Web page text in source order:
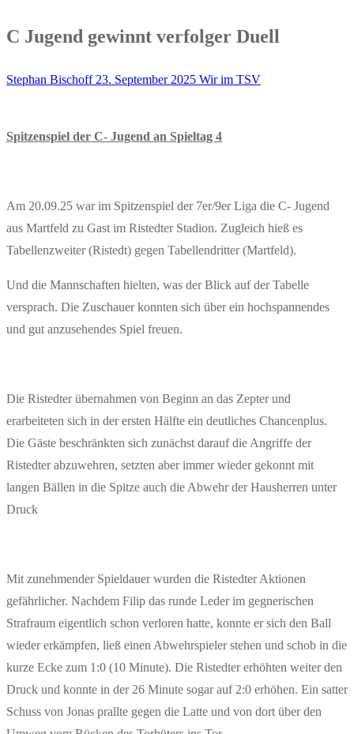
C Jugend gewinnt verfolger Duell
Stephan Bischoff 23. September 2025 Wir im TSV
Spitzenspiel der C- Jugend an Spieltag 4
Am 20.09.25 war im Spitzenspiel der 7er/9er Liga die C- Jugend
aus Martfeld zu Gast im Ristedter Stadion. Zugleich hieß es
Tabellenzweiter (Ristedt) gegen Tabellendritter (Martfeld).
Und die Mannschaften hielten, was der Blick auf der Tabelle
versprach. Die Zuschauer konnten sich über ein hochspannendes
und gut anzusehendes Spiel freuen.
Die Ristedter übernahmen von Beginn an das Zepter und
erarbeiteten sich in der ersten Hälfte ein deutliches Chancenplus.
Die Gäste beschränkten sich zunächst darauf die Angriffe der
Ristedter abzuwehren, setzten aber immer wieder gekonnt mit
langen Bällen in die Spitze auch die Abwehr der Hausherren unter
Druck
Mit zunehmender Spieldauer wurden die Ristedter Aktionen
gefährlicher. Nachdem Filip das runde Leder im gegnerischen
Strafraum eigentlich schon verloren hatte, konnte er sich den Ball
wieder erkämpfen, ließ einen Abwehrspieler stehen und schob in die
kurze Ecke zum 1:0 (10 Minute). Die Ristedter erhöhten weiter den
Druck und konnte in der 26 Minute sogar auf 2:0 erhöhen. Ein satter
Schuss von Jonas prallte gegen die Latte und von dort über den